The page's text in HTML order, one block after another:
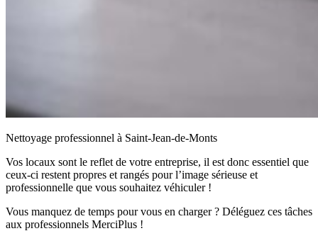
Nettoyage professionnel à Saint-Jean-de-Monts
Vos locaux sont le reflet de votre entreprise, il est donc essentiel que
ceux-ci restent propres et rangés pour l’image sérieuse et
professionnelle que vous souhaitez véhiculer !
Vous manquez de temps pour vous en charger ? Déléguez ces tâches
aux professionnels MerciPlus !